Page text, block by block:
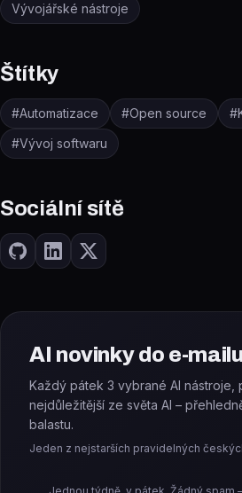
Vývojářské nástroje
Štítky
#Automatizace #Open source #
#Vývoj softwaru
Sociální sítě
AI novinky do e-mailu
Každý pátek 3 vybrané AI nástroje,
nejdůležitější ze světa AI –
balastu.
Jeden z nejstarších pravidelných